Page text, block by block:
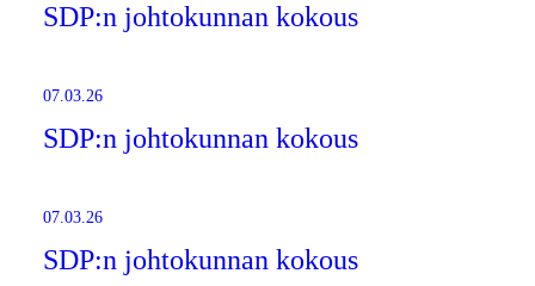
SDP:n johtokunnan kokous
07.03.26
SDP:n johtokunnan kokous
07.03.26
SDP:n johtokunnan kokous